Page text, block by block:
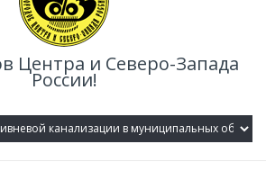
Центра и Северо-Запада
России!